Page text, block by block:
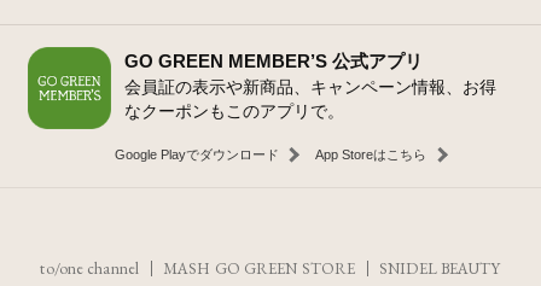
GO GREEN MEMBER’S 公式アプリ
会員証の表示や新商品、キャンペーン情報、お得
なクーポンもこのアプリで。
Google Playでダウンロード App Storeはこちら
to/one channel MASH GO GREEN STORE SNIDEL BEAUTY